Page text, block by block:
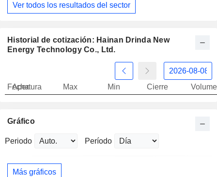
Ver todos los resultados del sector
Historial de cotización: Hainan Drinda New
Energy Technology Co., Ltd.
Fecha
Apertura Max Min Cierre
Gráfico
Periodo Período
Más gráficos